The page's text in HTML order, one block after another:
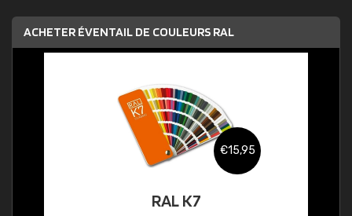
ACHETER ÉVENTAIL DE COULEURS RAL
€15,95
RAL K7